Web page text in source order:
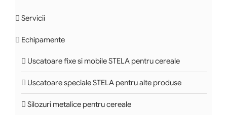
Servicii
Echipamente
Uscatoare fixe si mobile STELA pentru cereale
Uscatoare speciale STELA pentru alte produse
Silozuri metalice pentru cereale